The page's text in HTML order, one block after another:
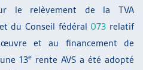
le relèvement de la TVA
du Conseil fédéral 073 relatif
et au financement de
13e rente AVS a été adopté